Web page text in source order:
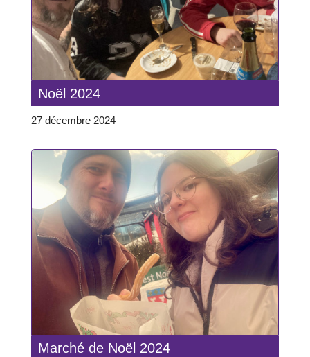
Noël 2024
27 décembre 2024
Marché de Noël 2024